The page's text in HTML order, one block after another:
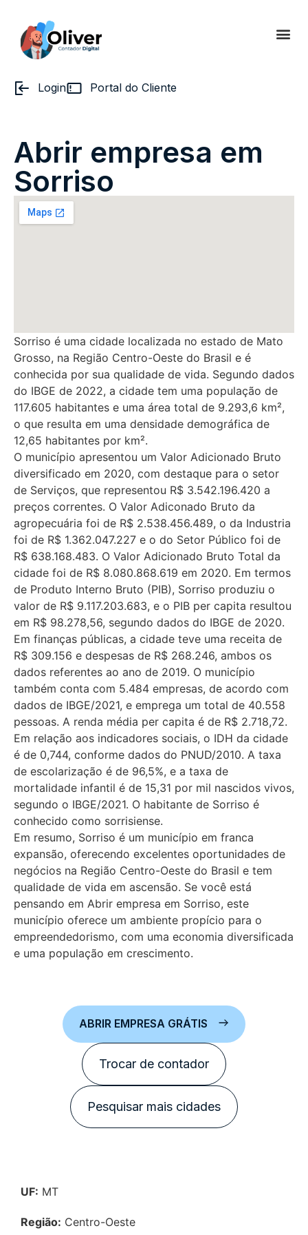
Login Portal do Cliente
Abrir empresa em
Sorriso
Sorriso é uma cidade localizada no estado de Mato
Grosso, na Região Centro-Oeste do Brasil e é
conhecida por sua qualidade de vida. Segundo dados
do IBGE de 2022, a cidade tem uma população de
117.605 habitantes e uma área total de 9.293,6 km²,
o que resulta em uma densidade demográfica de
12,65 habitantes por km².
O município apresentou um Valor Adicionado Bruto
diversificado em 2020, com destaque para o setor
de Serviços, que representou R$ 3.542.196.420 a
preços correntes. O Valor Adiconado Bruto da
agropecuária foi de R$ 2.538.456.489, o da Industria
foi de R$ 1.362.047.227 e o do Setor Público foi de
R$ 638.168.483. O Valor Adicionado Bruto Total da
cidade foi de R$ 8.080.868.619 em 2020. Em termos
de Produto Interno Bruto (PIB), Sorriso produziu o
valor de R$ 9.117.203.683, e o PIB per capita resultou
em R$ 98.278,56, segundo dados do IBGE de 2020.
Em finanças públicas, a cidade teve uma receita de
R$ 309.156 e despesas de R$ 268.246, ambos os
dados referentes ao ano de 2019. O município
também conta com 5.484 empresas, de acordo com
dados de IBGE/2021, e emprega um total de 40.558
pessoas. A renda média per capita é de R$ 2.718,72.
Em relação aos indicadores sociais, o IDH da cidade
é de 0,744, conforme dados do PNUD/2010. A taxa
de escolarização é de 96,5%, e a taxa de
mortalidade infantil é de 15,31 por mil nascidos vivos,
segundo o IBGE/2021. O habitante de Sorriso é
conhecido como sorrisiense.
Em resumo, Sorriso é um município em franca
expansão, oferecendo excelentes oportunidades de
negócios na Região Centro-Oeste do Brasil e tem
qualidade de vida em ascensão. Se você está
pensando em Abrir empresa em Sorriso, este
município oferece um ambiente propício para o
empreendedorismo, com uma economia diversificada
e uma população em crescimento.
ABRIR EMPRESA GRÁTIS
Trocar de contador
Pesquisar mais cidades
UF: MT
Região: Centro-Oeste